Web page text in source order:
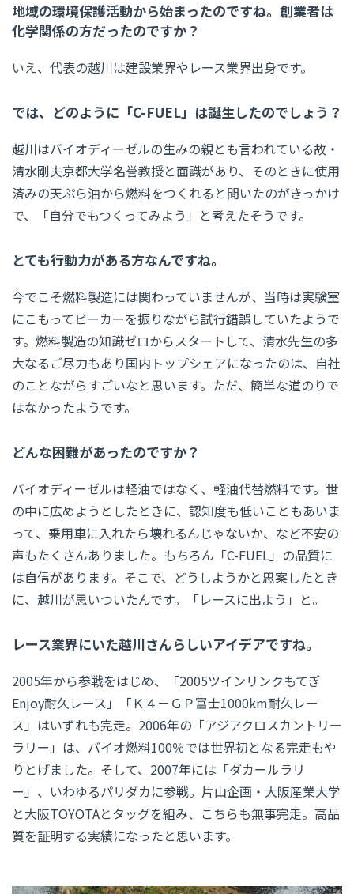
地域の環境保護活動から始まったのですね。創業者は
化学関係の方だったのですか？
いえ、代表の越川は建設業界やレース業界出身です。
では、どのように「C-FUEL」は誕生したのでしょう？
越川はバイオディーゼルの生みの親とも言われている故・
清水剛夫京都大学名誉教授と面識があり、そのときに使用
済みの天ぷら油から燃料をつくれると聞いたのがきっかけ
で、「自分でもつくってみよう」と考えたそうです。
とても行動力がある方なんですね。
今でこそ燃料製造には関わっていませんが、当時は実験室
にこもってビーカーを振りながら試行錯誤していたようで
す。燃料製造の知識ゼロからスタートして、清水先生の多
大なるご尽力もあり国内トップシェアになったのは、自社
のことながらすごいなと思います。ただ、簡単な道のりで
はなかったようです。
どんな困難があったのですか？
バイオディーゼルは軽油ではなく、軽油代替燃料です。世
の中に広めようとしたときに、認知度も低いこともあいま
って、乗用車に入れたら壊れるんじゃないか、など不安の
声もたくさんありました。もちろん「C-FUEL」の品質に
は自信があります。そこで、どうしようかと思案したとき
に、越川が思いついたんです。「レースに出よう」と。
レース業界にいた越川さんらしいアイデアですね。
2005年から参戦をはじめ、「2005ツインリンクもてぎ
Enjoy耐久レース」「Ｋ４－ＧＰ富士1000km耐久レー
ス」はいずれも完走。2006年の「アジアクロスカントリー
ラリー」は、バイオ燃料100％では世界初となる完走もや
りとげました。そして、2007年には「ダカールラリ
ー」、いわゆるパリダカに参戦。片山企画・大阪産業大学
と大阪TOYOTAとタッグを組み、こちらも無事完走。高品
質を証明する実績になったと思います。